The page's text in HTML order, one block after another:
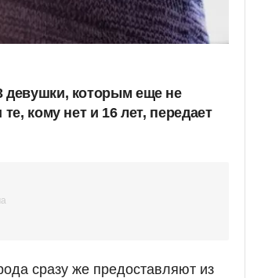
девушки, которым еще не
кому нет и 16 лет, передает
сразу же предоставляют из